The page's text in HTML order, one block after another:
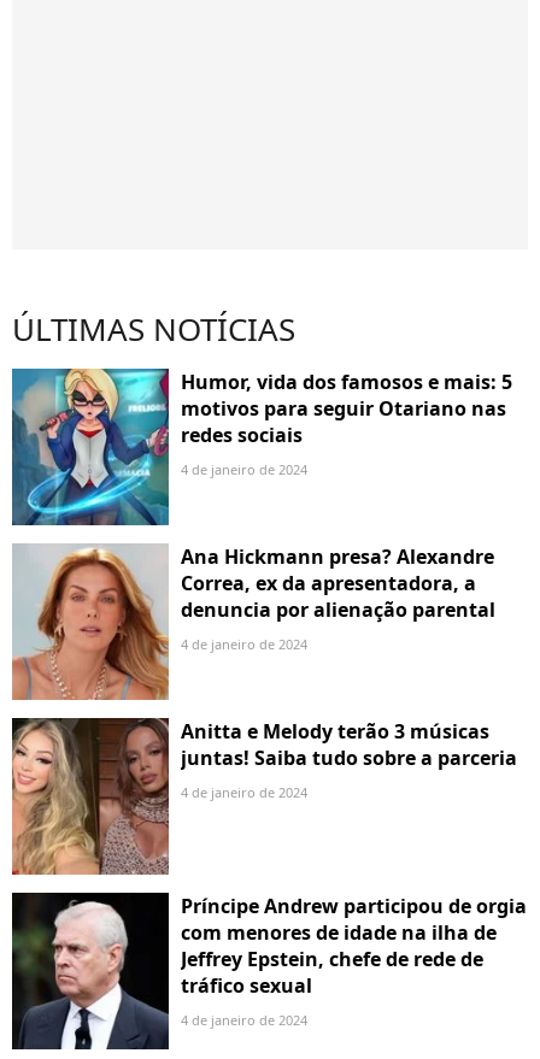
ÚLTIMAS NOTÍCIAS
Humor, vida dos famosos e mais: 5
motivos para seguir Otariano nas
redes sociais
4 de janeiro de 2024
Ana Hickmann presa? Alexandre
Correa, ex da apresentadora, a
denuncia por alienação parental
4 de janeiro de 2024
Anitta e Melody terão 3 músicas
juntas! Saiba tudo sobre a parceria
4 de janeiro de 2024
Príncipe Andrew participou de orgia
com menores de idade na ilha de
Jeffrey Epstein, chefe de rede de
tráfico sexual
4 de janeiro de 2024